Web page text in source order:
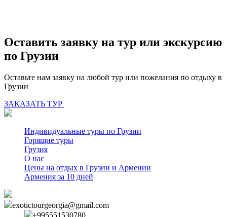
Оставить заявку на тур или экскурсию
по Грузии
Оставьте нам заявку на любой тур или пожелания по отдыху в
Грузии
ЗАКАЗАТЬ ТУР
Индивидуальные туры по Грузии
Горящие туры
Грузия
О нас
Цены на отдых в Грузии и Армении
Армения за 10 дней
exotictourgeorgia@gmail.com